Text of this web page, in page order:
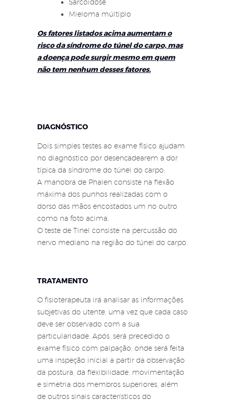
Sarcoidose
Mieloma múltiplo
Os fatores listados acima aumentam o
risco da síndrome do túnel do carpo, mas
a doença pode surgir mesmo em quem
não tem nenhum desses fatores.
DIAGNÓSTICO
Dois simples testes ao exame físico ajudam
no diagnóstico por desencadearem a dor
típica da síndrome do túnel do carpo:
A manobra de Phalen consiste na flexão
máxima dos punhos realizadas com o
dorso das mãos encostados um no outro
como na foto acima.
O teste de Tinel consiste na percussão do
nervo mediano na região do túnel do carpo.
TRATAMENTO
O fisioterapeuta irá analisar as informações
subjetivas do utente, uma vez que cada caso
deve ser observado com a sua
particularidade. Após, será precedido o
exame físico com palpação, onde será feita
uma inspeção inicial a partir da observação
da postura, da flexibilidade, movimentação
e simetria dos membros superiores, além
de outros sinais característicos do